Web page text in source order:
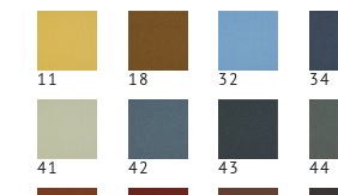
11 18 32 34
41 42 43 44